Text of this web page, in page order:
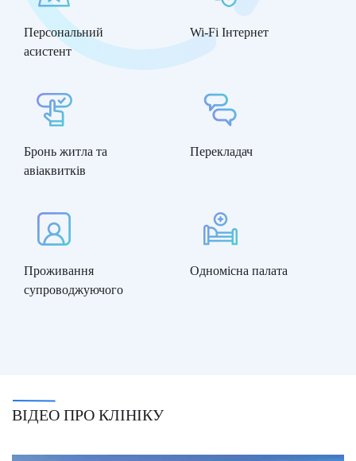
Персональний
асистент
Wi-Fi Інтернет
Бронь житла та
авіаквитків
Перекладач
Проживання
супроводжуючого
Одномісна палата
ВІДЕО ПРО КЛІНІКУ